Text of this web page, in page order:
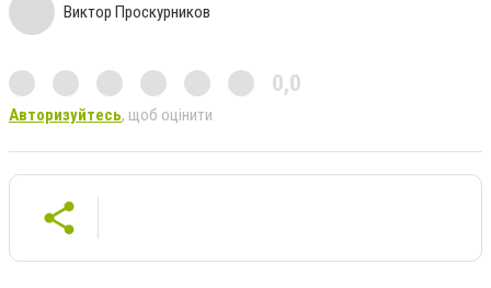
Виктор Проскурников
0,0
Авторизуйтесь, щоб оцінити